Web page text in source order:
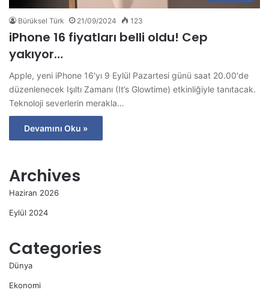
Bürüksel Türk 21/09/2024 123
iPhone 16 fiyatları belli oldu! Cep
yakıyor…
Apple, yeni iPhone 16'yı 9 Eylül Pazartesi günü saat 20.00'de
düzenlenecek Işıltı Zamanı (It’s Glowtime) etkinliğiyle tanıtacak.
Teknoloji severlerin merakla…
Devamını Oku »
Archives
Haziran 2026
Eylül 2024
Categories
Dünya
Ekonomi